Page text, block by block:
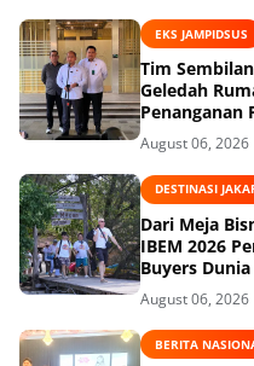
EKS JAMPIDSUS
Tim Sembilan
Geledah Rumah
Penanganan
August 06, 2026
DESTINASI
Dari Meja
IBEM 2026
Buyers Dunia
August 06, 2026
BERITA